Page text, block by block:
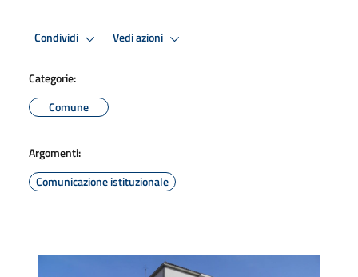
Condividi Vedi azioni
Categorie:
Comune
Argomenti:
Comunicazione istituzionale